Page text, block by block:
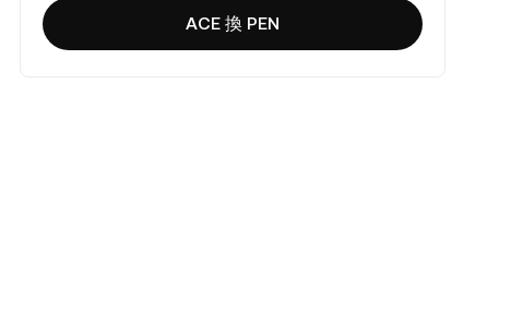
ACE 換 PEN